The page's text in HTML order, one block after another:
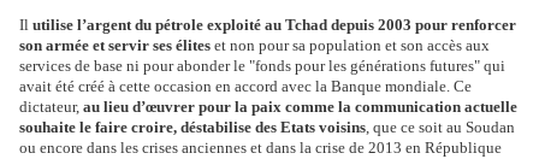
Il utilise l’argent du pétrole exploité au Tchad depuis 2003 pour renforcer
son armée et servir ses élites et non pour sa population et son accès aux
services de base ni pour abonder le "fonds pour les générations futures" qui
avait été créé à cette occasion en accord avec la Banque mondiale. Ce
dictateur, au lieu d’œuvrer pour la paix comme la communication actuelle
souhaite le faire croire, déstabilise des Etats voisins, que ce soit au Soudan
ou encore dans les crises anciennes et dans la crise de 2013 en République